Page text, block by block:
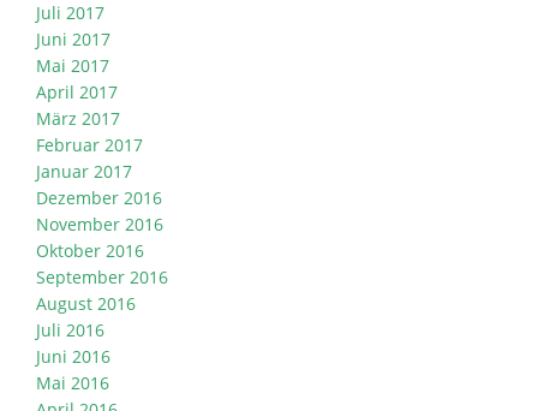
Juli 2017
Juni 2017
Mai 2017
April 2017
März 2017
Februar 2017
Januar 2017
Dezember 2016
November 2016
Oktober 2016
September 2016
August 2016
Juli 2016
Juni 2016
Mai 2016